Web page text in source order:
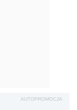
AUTOPROMOCJA